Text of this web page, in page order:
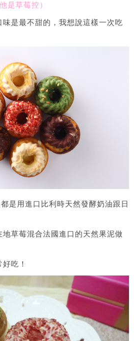
他是草莓控）
是最不甜的，我想說這樣一次吃
是用進口比利時天然發酵奶油跟日
草莓混合法國進口的天然果泥做
吃！